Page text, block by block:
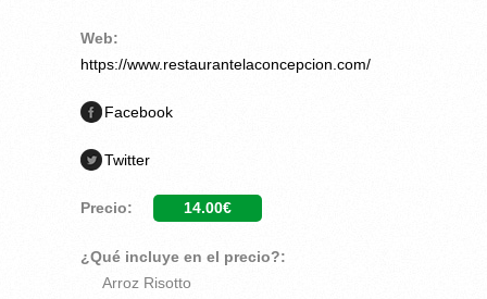
Web:
https://www.restaurantelaconcepcion.com/
Facebook
Twitter
Precio: 14.00€
¿Qué incluye en el precio?:
Arroz Risotto